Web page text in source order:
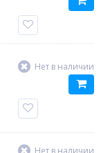
Нет в наличии
Нет в наличии